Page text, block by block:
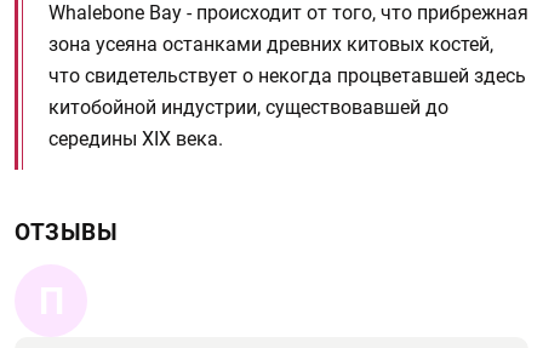
Whalebone Bay - происходит от того, что прибрежная
зона усеяна останками древних китовых костей,
что свидетельствует о некогда процветавшей здесь
китобойной индустрии, существовавшей до
середины XIX века.
ОТЗЫВЫ
П